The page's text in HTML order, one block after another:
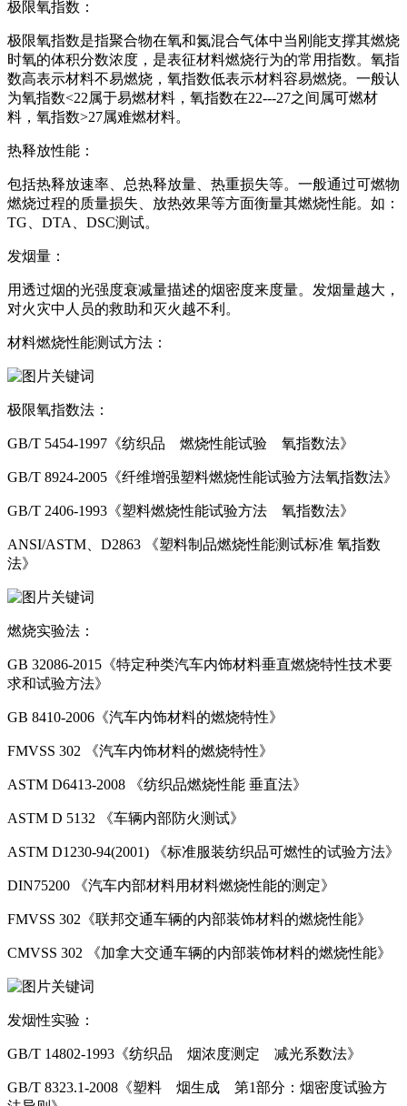
极限氧指数：
极限氧指数是指聚合物在氧和氮混合气体中当刚能支撑其燃烧
时氧的体积分数浓度，是表征材料燃烧行为的常用指数。氧指
数高表示材料不易燃烧，氧指数低表示材料容易燃烧。一般认
为氧指数<22属于易燃材料，氧指数在22---27之间属可燃材
料，氧指数>27属难燃材料。
热释放性能：
包括热释放速率、总热释放量、热重损失等。一般通过可燃物
燃烧过程的质量损失、放热效果等方面衡量其燃烧性能。如：
TG、DTA、DSC测试。
发烟量：
用透过烟的光强度衰减量描述的烟密度来度量。发烟量越大，
对火灾中人员的救助和灭火越不利。
材料燃烧性能测试方法：
极限氧指数法：
GB/T 5454-1997《纺织品 燃烧性能试验 氧指数法》
GB/T 8924-2005《纤维增强塑料燃烧性能试验方法氧指数法》
GB/T 2406-1993《塑料燃烧性能试验方法 氧指数法》
ANSI/ASTM、D2863 《塑料制品燃烧性能测试标准 氧指数
法》
燃烧实验法：
GB 32086-2015《特定种类汽车内饰材料垂直燃烧特性技术要
求和试验方法》
GB 8410-2006《汽车内饰材料的燃烧特性》
FMVSS 302 《汽车内饰材料的燃烧特性》
ASTM D6413-2008 《纺织品燃烧性能 垂直法》
ASTM D 5132 《车辆内部防火测试》
ASTM D1230-94(2001) 《标准服装纺织品可燃性的试验方法》
DIN75200 《汽车内部材料用材料燃烧性能的测定》
FMVSS 302《联邦交通车辆的内部装饰材料的燃烧性能》
CMVSS 302 《加拿大交通车辆的内部装饰材料的燃烧性能》
发烟性实验：
GB/T 14802-1993《纺织品 烟浓度测定 减光系数法》
GB/T 8323.1-2008《塑料 烟生成 第1部分：烟密度试验方